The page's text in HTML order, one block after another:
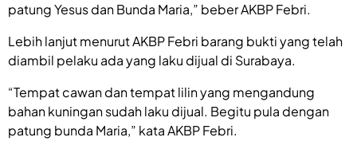
patung Yesus dan Bunda Maria,” beber AKBP Febri.
Lebih lanjut menurut AKBP Febri barang bukti yang telah
diambil pelaku ada yang laku dijual di Surabaya.
“Tempat cawan dan tempat lilin yang mengandung
bahan kuningan sudah laku dijual. Begitu pula dengan
patung bunda Maria,” kata AKBP Febri.